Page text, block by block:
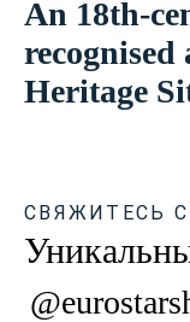
An 18th-
Heritage
СВЯЖИТЕСЬ